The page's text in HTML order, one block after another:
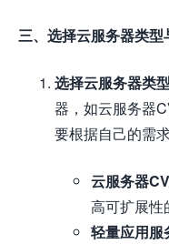
三、选择云服务器类型
选择云服务器类型
器，如云服务器
要根据自己的需
云服务器
高可扩展性
轻量应用服